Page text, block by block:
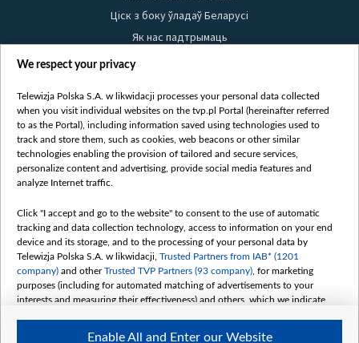
Ціск з боку ўладаў Беларусі
Як нас падтрымаць
Правілы выкарыстання матэрыялаў
Бяспека
Youtube
Белсат news
Белсат Shorts
Жэстачайшы мульт
Belsat English
Biełsat PL
Белсат Now
Белсат History
Белсат Music
We respect your privacy
Telewizja Polska S.A. w likwidacji processes your personal data collected
when you visit individual websites on the tvp.pl Portal (hereinafter referred
to as the Portal), including information saved using technologies used to
track and store them, such as cookies, web beacons or other similar
technologies enabling the provision of tailored and secure services,
personalize content and advertising, provide social media features and
analyze Internet traffic.
Click "I accept and go to the website" to consent to the use of automatic
tracking and data collection technology, access to information on your end
device and its storage, and to the processing of your personal data by
Telewizja Polska S.A. w likwidacji, Trusted Partners from IAB* (1201
company) and otherTrusted TVP Partners (93 company) , for marketing
purposes (including for automated matching of advertisements to your
interests and measuring their effectiveness) and others, which we indicate
Enable All and Enter our Website